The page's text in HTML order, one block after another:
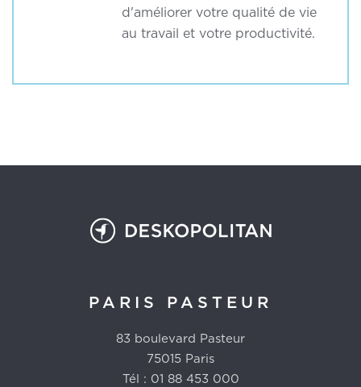
d'améliorer votre qualité de vie
au travail et votre productivité.
PARIS PASTEUR
83 boulevard Pasteur
75015 Paris
Tél : 01 88 453 000